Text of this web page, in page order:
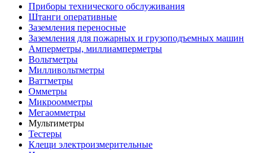
Приборы технического обслуживания
Штанги оперативные
Заземления переносные
Заземления для пожарных и грузоподъемных машин
Амперметры, миллиамперметры
Вольтметры
Милливольтметры
Ваттметры
Омметры
Микроомметры
Мегаомметры
Мультиметры
Тестеры
Клещи электроизмерительные